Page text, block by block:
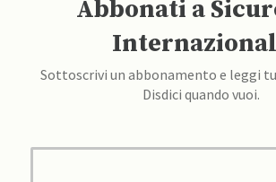
Abbonati a
Sottoscrivi un abbonamento e leggi
Disdici quando vuoi.